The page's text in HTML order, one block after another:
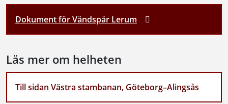
Dokument för Vändspår Lerum
Läs mer om helheten
Till sidan Västra stambanan, Göteborg–Alingsås